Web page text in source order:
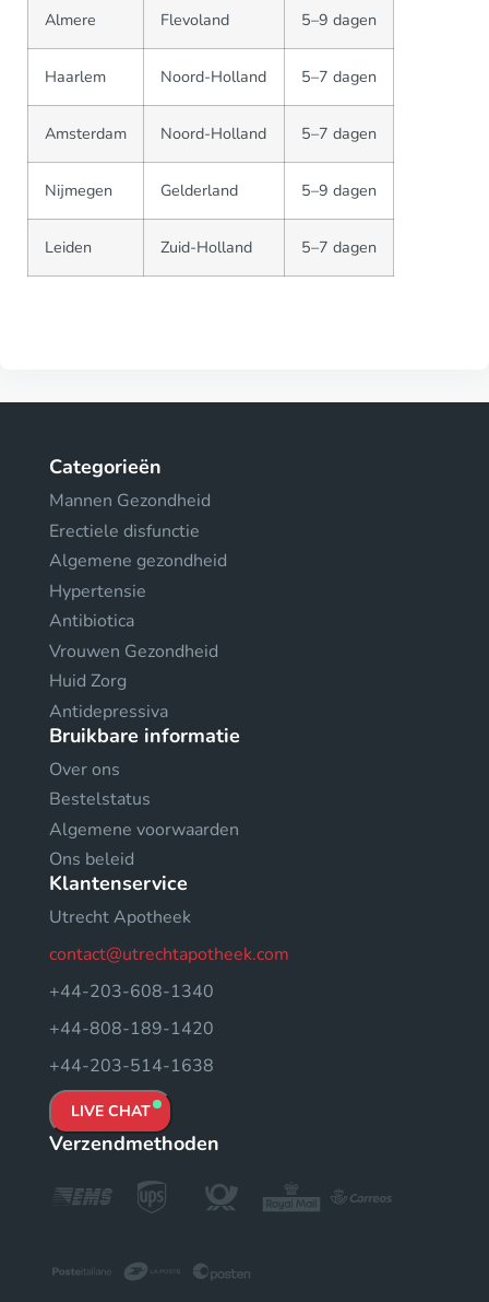
Almere Flevoland 5–9 dagen
Haarlem Noord-Holland 5–7 dagen
Amsterdam Noord-Holland 5–7 dagen
Nijmegen Gelderland 5–9 dagen
Leiden Zuid-Holland 5–7 dagen
Categorieën
Mannen Gezondheid
Erectiele disfunctie
Algemene gezondheid
Hypertensie
Antibiotica
Vrouwen Gezondheid
Huid Zorg
Antidepressiva
Bruikbare informatie
Over ons
Bestelstatus
Algemene voorwaarden
Ons beleid
Klantenservice
Utrecht Apotheek
contact@utrechtapotheek.com
+44-203-608-1340
+44-808-189-1420
+44-203-514-1638
LIVE CHAT
Verzendmethoden